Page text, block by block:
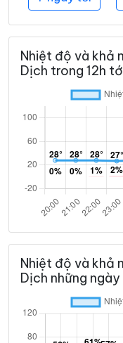
Nhiệt độ và khả
Dịch trong 12h
Nhiệt độ và khả
Dịch những